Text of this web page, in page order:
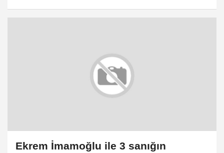
Ekrem İmamoğlu ile 3 sanığın